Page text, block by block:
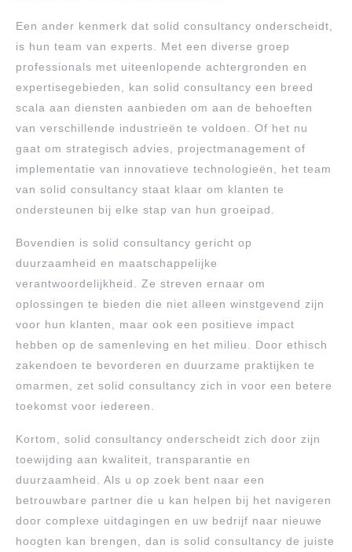
Een ander kenmerk dat solid consultancy onderscheidt,
is hun team van experts. Met een diverse groep
professionals met uiteenlopende achtergronden en
expertisegebieden, kan solid consultancy een breed
scala aan diensten aanbieden om aan de behoeften
van verschillende industrieën te voldoen. Of het nu
gaat om strategisch advies, projectmanagement of
implementatie van innovatieve technologieën, het team
van solid consultancy staat klaar om klanten te
ondersteunen bij elke stap van hun groeipad.
Bovendien is solid consultancy gericht op
duurzaamheid en maatschappelijke
verantwoordelijkheid. Ze streven ernaar om
oplossingen te bieden die niet alleen winstgevend zijn
voor hun klanten, maar ook een positieve impact
hebben op de samenleving en het milieu. Door ethisch
zakendoen te bevorderen en duurzame praktijken te
omarmen, zet solid consultancy zich in voor een betere
toekomst voor iedereen.
Kortom, solid consultancy onderscheidt zich door zijn
toewijding aan kwaliteit, transparantie en
duurzaamheid. Als u op zoek bent naar een
betrouwbare partner die u kan helpen bij het navigeren
door complexe uitdagingen en uw bedrijf naar nieuwe
hoogten kan brengen, dan is solid consultancy de juiste